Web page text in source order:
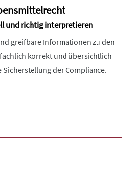
und richtig interpretieren
greifbare Informationen zu den
korrekt und übersichtlich
der Compliance.